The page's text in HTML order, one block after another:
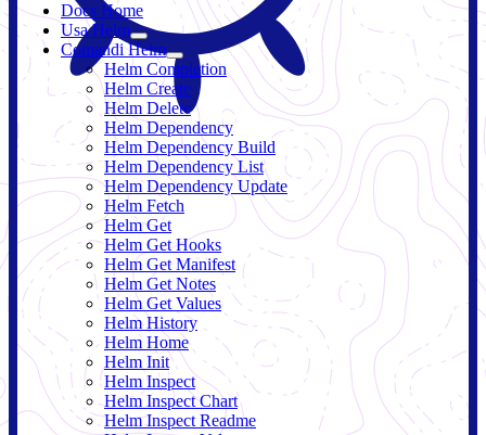
Docs Home
Usa Helm
Comandi Helm
Helm Completion
Helm Create
Helm Delete
Helm Dependency
Helm Dependency Build
Helm Dependency List
Helm Dependency Update
Helm Fetch
Helm Get
Helm Get Hooks
Helm Get Manifest
Helm Get Notes
Helm Get Values
Helm History
Helm Home
Helm Init
Helm Inspect
Helm Inspect Chart
Helm Inspect Readme